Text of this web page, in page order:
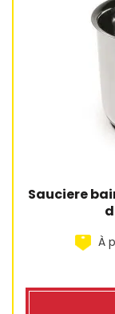
Sauciere
À